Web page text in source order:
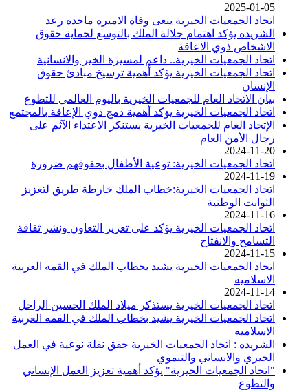
2025-01-05
اتحاد الجمعيات الخيرية ينعى وفاة الاميره ماجده رعد
الشريده يؤكد اهتمام جلالة الملك بالتوسع لحماية حقوق
الاشخاص ذوي الاعاقة
اتحاد الجمعيات الخيرية.. داعم لمسيرة الخير والانسانية
اتحاد الجمعيات الخيرية يؤكد أهمية ترسيخ مبادئ حقوق
الإنسان
بيان الاتحاد العام للجمعيات الخيرية باليوم العالمي للتطوع
اتحاد الجمعيات الخيرية يؤكد أهمية دمج ذوي الإعاقة بالمجتمع
الإتحاد العام للجمعيات الخيرية يستنكر الاعتداء الآثم على
رجال الأمن العام
2024-11-20
اتحاد الجمعيات الخيرية: توعية الأطفال بحقوقهم ضرورة
2024-11-19
اتحاد الجمعيات الخيرية:خطاب الملك خارطة طريق لتعزيز
الثوابت الوطنية
2024-11-16
اتحاد الجمعيات الخيرية يؤكد على تعزيز التعاون ونشر ثقافة
التسامح والانفتاح
2024-11-15
اتحاد الجمعيات الخيرية يشيد بخطاب الملك في القمه العربية
الاسلاميه
2024-11-14
اتحاد الجمعيات الخيرية يستذكر ميلاد الملك الحسين الراحل
اتحاد الجمعيات الخيرية يشيد بخطاب الملك في القمه العربية
الاسلاميه
الشريده : اتحاد الجمعيات الخيرية حقق نقلة نوعية في العمل
الخيري والانساني والتنموي
"اتحاد الجمعيات الخيرية" يؤكد أهمية تعزيز العمل الإنساني
والتطوع